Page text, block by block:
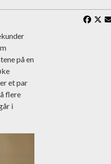
på en
et par
flere
i